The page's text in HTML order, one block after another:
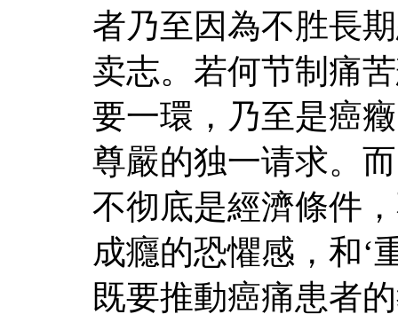
者乃至因為不胜長
卖志。若何节制痛
要一環，乃至是癌
尊嚴的独一请求。
不彻底是經濟條件
成癮的恐懼感，和‘
既要推動癌痛患者